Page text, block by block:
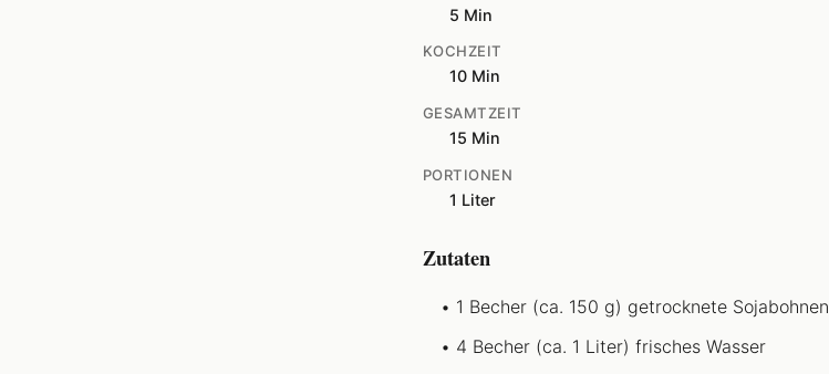
5 Min
KOCHZEIT
10 Min
GESAMTZEIT
15 Min
PORTIONEN
1 Liter
Zutaten
1 Becher (ca. 150 g) getrocknete Sojabohnen
4 Becher (ca. 1 Liter) frisches Wasser